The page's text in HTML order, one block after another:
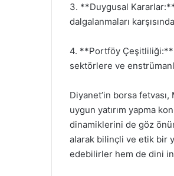
3. **Duygusal Kararlar:**
dalgalanmaları
4. **Portföy Çeşitliliği:**
sektörlere ve
Diyanet’in borsa
uygun yatırım yapma
dinamiklerini de göz
alarak bilinçli ve etik bir
edebilirler hem de dini